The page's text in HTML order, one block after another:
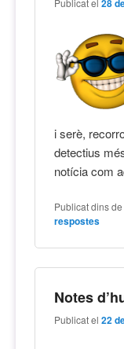
Publicat el28
i serè,
detectius
notícia com
Publicat dins de
respostes
Notes
Publicat el22